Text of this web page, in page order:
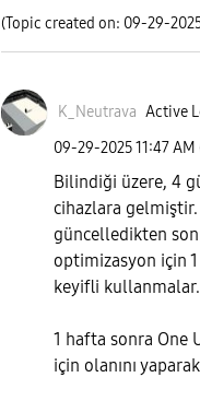
(Topic created on: 09-29-
K_Neutrava Active
‎09-29-202511:47 AM
Bilindiği üzere, 4
cihazlara gelmiştir.
güncelledikten
optimizasyon için
keyifli kullanmalar.
1 hafta sonra One
için olanını